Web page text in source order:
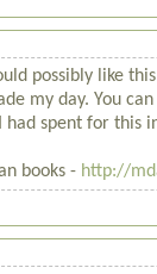
possibly like
my day. You
had spent for this
books - http://